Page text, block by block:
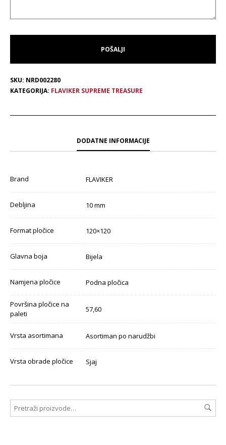
SKU: NRD002280
KATEGORIJA: FLAVIKER SUPREME TREASURE
DODATNE INFORMACIJE
Brand FLAVIKER
Debljina 10 mm
Format pločice 120×120
Glavna boja Bijela
Namjena pločice Podna pločica
Površina pločice na
paleti
57,60
Vrsta asortimana Asortiman po narudžbi
Vrsta obrade pločice Sjaj